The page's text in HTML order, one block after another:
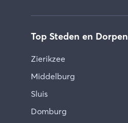
Top Steden en Dorpen
Zierikzee
Middelburg
Sluis
Domburg